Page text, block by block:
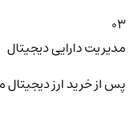
03
مدیریت دارایی دیجیتال
پس از خرید ارز